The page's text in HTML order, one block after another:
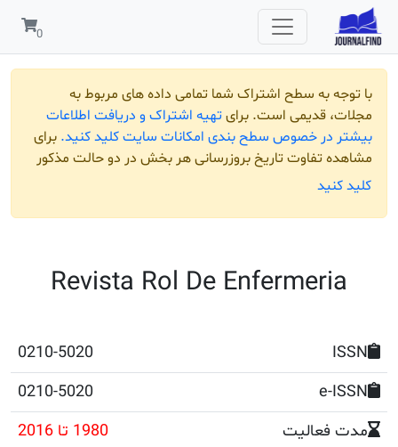
به سطح اشتراک شما تمامی داده های مربوط به
قدیمی است. برای تهیه اشتراک و دریافت اطلاعات
خصوص سطح بندی امکانات سایت کلید کنید.برای
تاریخ بروزرسانی هر بخش در دو حالت مذکور
Revista Rol De
0210-5020
0210-5020